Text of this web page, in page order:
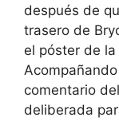
después de
trasero de
el póster de
comentario
deliberada